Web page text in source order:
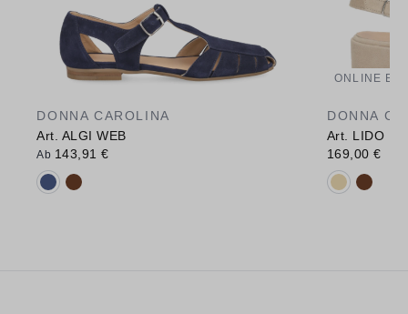
DONNA CAROLINA
Art. ALGI WEB
Ab 143,91 €
Verfügbare Farbvarianten:
ONLINE
DONNA
Art. LIDO
169,00 €
Verfügbare